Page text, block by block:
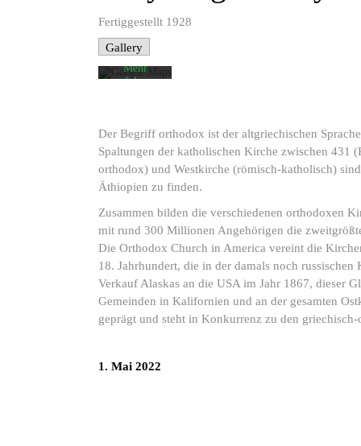
Fertiggestellt 1928
Gallery
akzeptieren
Sie die
Datenschutzerklärung
von
Google.
Mehr
erfahren
Google
Maps immer
Der Begriff orthodox ist der altgriechischen
Spaltungen der katholischen Kirche zwischen 431
orthodox) und Westkirche (römisch-katholisch)
Äthiopien zu finden.
Zusammen bilden die verschiedenen orthodoxen
mit rund 300 Millionen Angehörigen die
Die Orthodox Church in America vereint die
18. Jahrhundert, die in der damals noch
Verkauf Alaskas an die USA im Jahr 1867, dieser
Gemeinden in Kalifornien und an der gesamten
geprägt und steht in Konkurrenz zu den
1. Mai 2022